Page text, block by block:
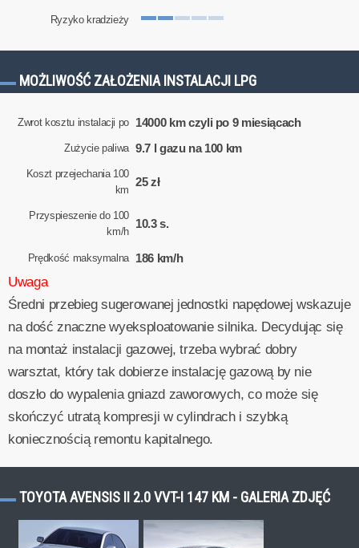
Ryzyko kradzieży
MOŻLIWOŚĆ ZAŁOŻENIA INSTALACJI LPG
Zwrot kosztu instalacji po 14000 km czyli po 9 miesiącach
Zużycie paliwa 9.7 l gazu na 100 km
Koszt przejechania 100
km
25 zł
Przyspieszenie do 100
km/h
10.3 s.
Prędkość maksymalna 186 km/h
Uwaga
Średni przebieg sugerowanej jednostki napędowej wskazuje
na dość znaczne wyeksploatowanie silnika. Decydując się
na montaż instalacji gazowej, trzeba wybrać dobry
warsztat, który tak dobierze instalację gazową by nie
doszło do wypalenia gniazd zaworowych, co może się
skończyć utratą kompresji w cylindrach i szybką
koniecznością remontu kapitalnego.
TOYOTA AVENSIS II 2.0 VVT-I 147 KM - GALERIA ZDJĘĆ